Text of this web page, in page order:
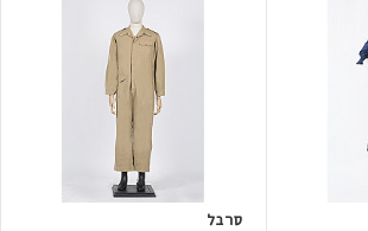
סרבל